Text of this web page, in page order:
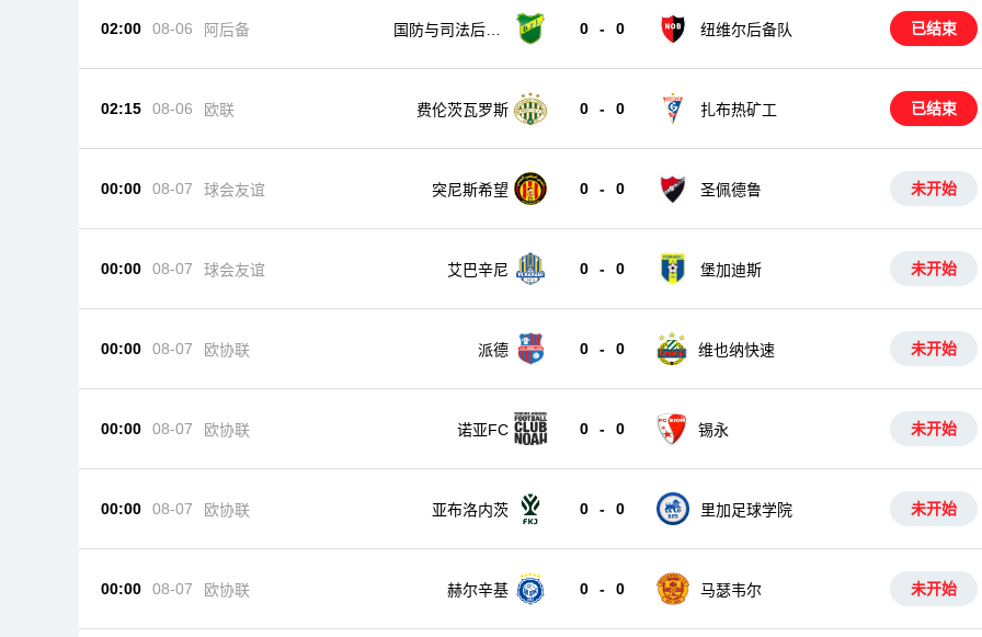
02:00 08-06 阿后备
国防与司法后备
0 - 0 纽维尔后备队 已结束
02:15 08-06 欧联 费伦茨瓦罗斯 0 - 0 扎布热矿工 已结束
00:00 08-07 球会友谊 突尼斯希望 0 - 0 圣佩德鲁 未开始
00:00 08-07 球会友谊 艾巴辛尼 0 - 0 堡加迪斯 未开始
00:00 08-07 欧协联 派德 0 - 0 维也纳快速 未开始
00:00 08-07 欧协联 诺亚FC 0 - 0 锡永 未开始
00:00 08-07 欧协联 亚布洛内茨 0 - 0 里加足球学院 未开始
00:00 08-07 欧协联 赫尔辛基 0 - 0 马瑟韦尔 未开始